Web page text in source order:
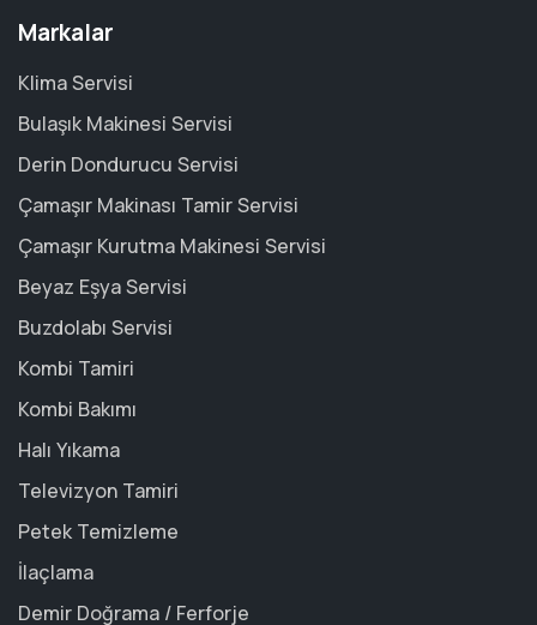
Markalar
Klima Servisi
Bulaşık Makinesi Servisi
Derin Dondurucu Servisi
Çamaşır Makinası Tamir Servisi
Çamaşır Kurutma Makinesi Servisi
Beyaz Eşya Servisi
Buzdolabı Servisi
Kombi Tamiri
Kombi Bakımı
Halı Yıkama
Televizyon Tamiri
Petek Temizleme
İlaçlama
Demir Doğrama / Ferforje